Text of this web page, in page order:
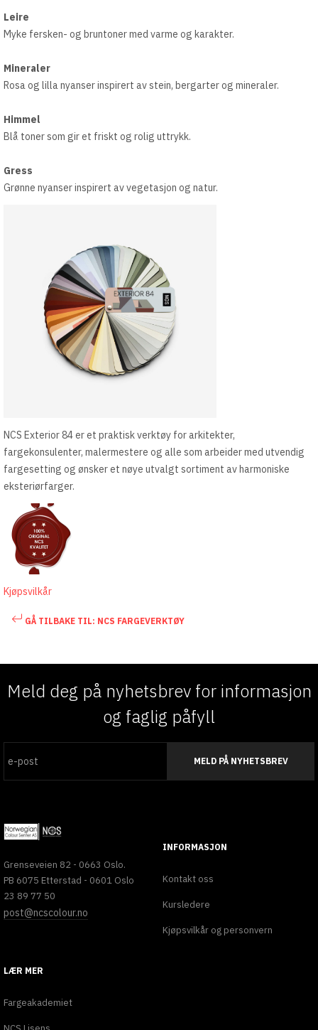
Leire
Myke fersken- og bruntoner med varme og karakter.
Mineraler
Rosa og lilla nyanser inspirert av stein, bergarter og mineraler.
Himmel
Blå toner som gir et friskt og rolig uttrykk.
Gress
Grønne nyanser inspirert av vegetasjon og natur.
NCS Exterior 84 er et praktisk verktøy for arkitekter,
fargekonsulenter, malermestere og alle som arbeider med utvendig
fargesetting og ønsker et nøye utvalgt sortiment av harmoniske
eksteriørfarger.
Kjøpsvilkår
GÅ TILBAKE TIL: NCS FARGEVERKTØY
Meld deg på nyhetsbrev for informasjon
og faglig påfyll
MELD PÅ NYHETSBREV
Grenseveien 82 - 0663 Oslo.
PB 6075 Etterstad - 0601 Oslo
23 89 77 50
post@ncscolour.no
INFORMASJON
Kontakt oss
Kursledere
Kjøpsvilkår og personvern
LÆR MER
Fargeakademiet